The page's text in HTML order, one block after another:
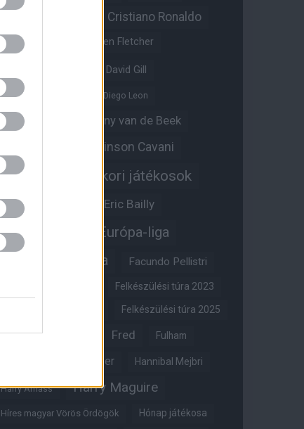
Cristiano Ronaldo
Crystal Palace Darren Fletcher
David Gill
Dean Henderson Diego Leon
Diogo Dalot
Donny van de Beek
Edinson Cavani
Edzői stáb Egykori játékosok
Érdekességek Eric Bailly
Erik ten Hag Európa-liga
FA-kupa Facundo Pellistri
Felkészülési túra 2023
Felkészülési túra 2025
Felkészülési túra 2026 Fred Fulham
Glazer Hannibal Mejbri
Harry Amass Harry Maguire
Híres magyar Vörös Ördögök Hónap játékosa